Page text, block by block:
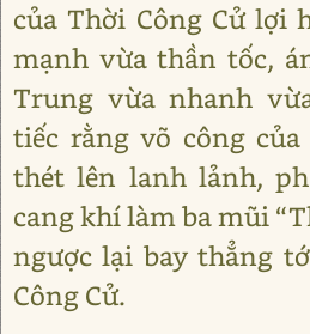
của Thời Công Cử lợi
mạnh vừa thần tốc,
Trung vừa nhanh
tiếc rằng võ công
thét lên lanh lảnh,
cang khí làm ba mũi
ngược lại bay thẳng
Công Cử.